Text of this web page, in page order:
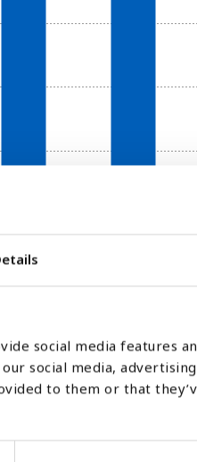
social media features
social media,
to them or that